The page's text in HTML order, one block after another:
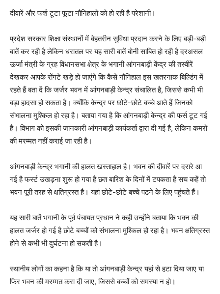
दीवारें और फर्श टूटा फूटा नौनिहालों को हो रही है परेशानी।
प्रदेश सरकार शिक्षा संस्थानों में बेहतरीन सुविधा प्रदान करने के लिए बड़ी-बड़ी
बातें कर रही है लेकिन धरातल पर यह सारी बातें बोनी साबित हो रही है दरअसल
ऊर्जा मंत्री के ग्रह विधानसभा क्षेत्र के भगानी आंगनबाड़ी केंद्र की तस्वीरें
देखकर आपके रोंगटे खड़े हो जाएंगे कि कैसे नौनिहाल इस खतरनाक बिल्डिंग में
रहते हैं बता दें कि जर्जर भवन में आंगनबाड़ी केन्द्र संचालित है, जिससे कभी भी
बड़ा हादसा हो सकता है। क्योंकि केन्द्र पर छोटे-छोटे बच्चे आते हैं जिनको
संभालना मुश्किल हो रहा है। बताया गया है कि आंगनबाड़ी केन्द्र की फर्स टूट गई
है। विभाग को इसकी जानकारी आंगनबाड़ी कार्यकर्ता द्वारा दी गई है, लेकिन कमरों
की मरम्मत नहीं कराई जा रही है।
आंगनबाड़ी केन्द्र भगानी की हालत खस्ताहाल है। भवन की दीवारें पर दरारे आ
गई है फर्स्ट उखड़ना शुरू हो गया है छत बारिश के दिनों में टपकता है सच कहें तो
भवन पूरी तरह से क्षतिग्रस्त है। यहां छोटे-छोटे बच्चे पढने के लिए पहुंचते हैं।
यह सारी बातें भगानी के पूर्व पंचायत प्रधान ने कही उन्होंने बताया कि भवन की
हालत जर्जर हो गई है छोटे बच्चों को संभालना मुश्किल हो रहा है। भवन क्षतिग्रस्त
होने से कभी भी दुर्घटना हो सकती है।
स्थानीय लोगों का कहना है कि या तो आंगनबाड़ी केन्द्र यहां से हटा दिया जाए या
फिर भवन की मरम्मत करा दी जाए, जिससे बच्चों को समस्या न हो।